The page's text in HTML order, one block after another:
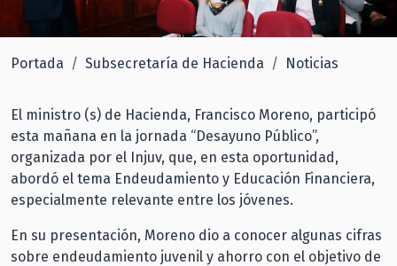
Portada Subsecretaría de Hacienda Noticias
El ministro (s) de Hacienda, Francisco Moreno, participó
esta mañana en la jornada “Desayuno Público”,
organizada por el Injuv, que, en esta oportunidad,
abordó el tema Endeudamiento y Educación Financiera,
especialmente relevante entre los jóvenes.
En su presentación, Moreno dio a conocer algunas cifras
sobre endeudamiento juvenil y ahorro con el objetivo de